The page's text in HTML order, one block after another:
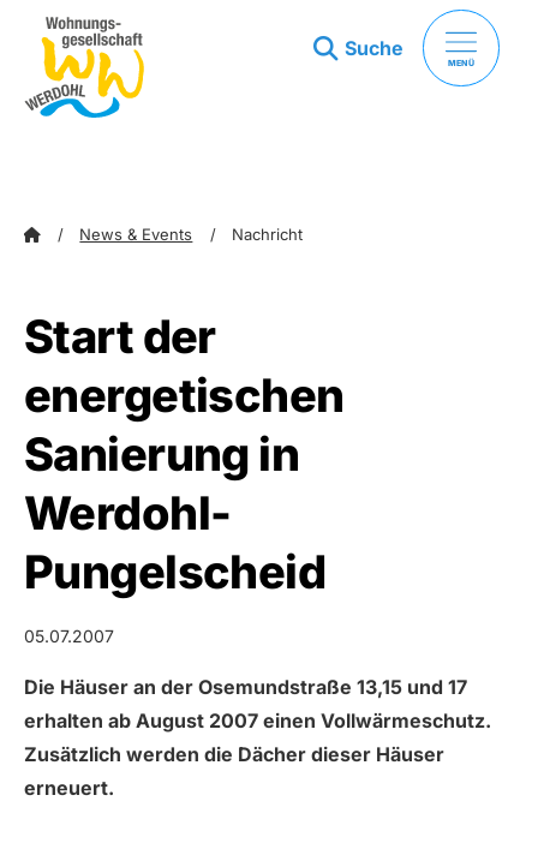
Suche
MENÜ
zum Inhalt springen
News & Events Nachricht
Start der
energetischen
Sanierung in
Werdohl-
Pungelscheid
05.07.2007
Die Häuser an der Osemundstraße 13,15 und 17
erhalten ab August 2007 einen Vollwärmeschutz.
Zusätzlich werden die Dächer dieser Häuser
erneuert.